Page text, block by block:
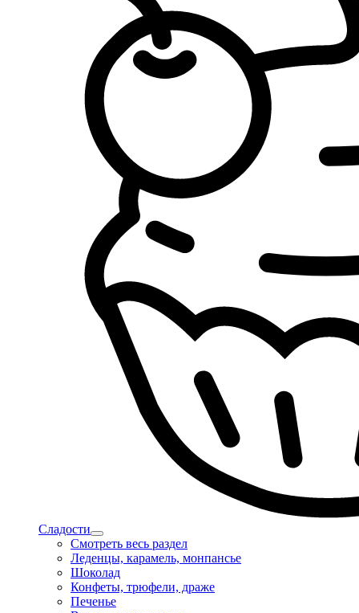
Сладости
Смотреть весь раздел
Леденцы, карамель, монпансье
Шоколад
Конфеты, трюфели, драже
Печенье